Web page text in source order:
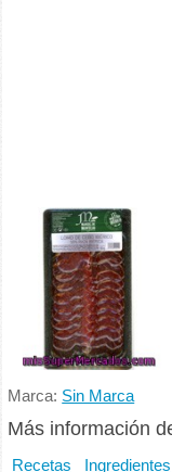
Marca: Sin Marca
Más información
Recetas Ingredientes